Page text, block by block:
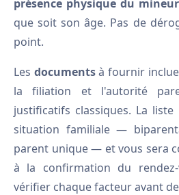
présence physique du
que soit son âge. Pas de
point.
Les documentsà fournir
la filiation et l'autorité
justificatifs classiques. La
situation familiale —
parent unique — et vous sera
à la confirmation du
vérifier chaque facteur avant